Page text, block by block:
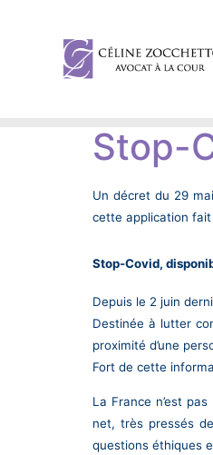
Stop-
Un décret du 29
cette application fait
Stop-Covid,
Depuis le 2 juin
Destinée à lutter
proximité d’une
Fort de cette
La France n’est
net, très pressés
questions éthiques